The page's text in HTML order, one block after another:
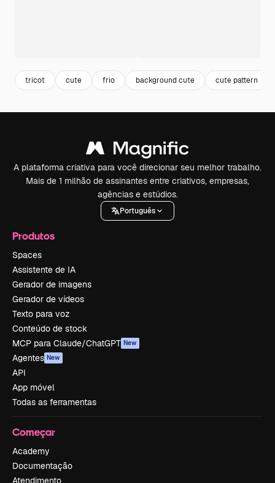
tricot cute frio background cute cute pattern
A plataforma criativa para você direcionar seu melhor trabalho.
Mais de 1 milhão de assinantes entre criativos, empresas,
agências e estúdios.
Português
Produtos
Spaces
Assistente de IA
Gerador de imagens
Gerador de vídeos
Texto para voz
Conteúdo de stock
MCP para Claude/ChatGPT New
Agentes New
API
App móvel
Todas as ferramentas
Começar
Academy
Documentação
Atendimento